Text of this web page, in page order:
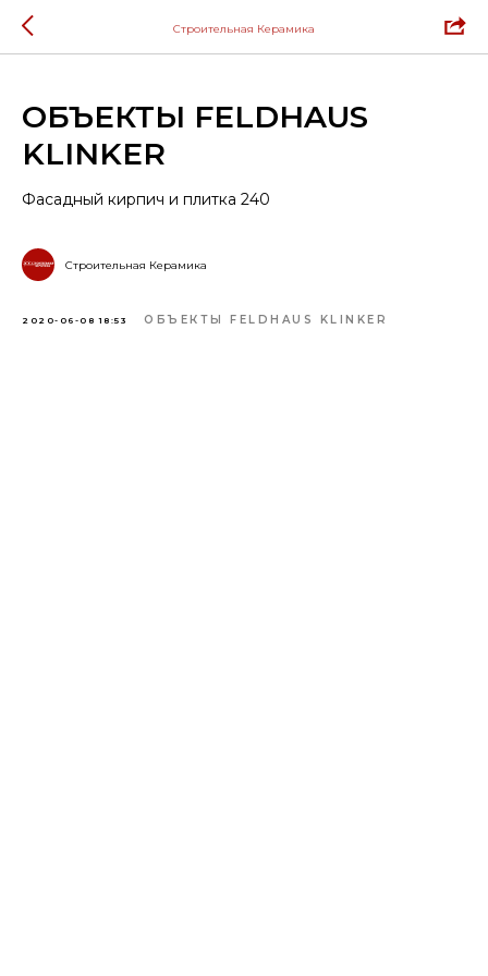
Строительная Керамика
ОБЪЕКТЫ FELDHAUS
KLINKER
Фасадный кирпич и плитка 240
Строительная Керамика
2020-06-08 18:53 ОБЪЕКТЫ FELDHAUS KLINKER